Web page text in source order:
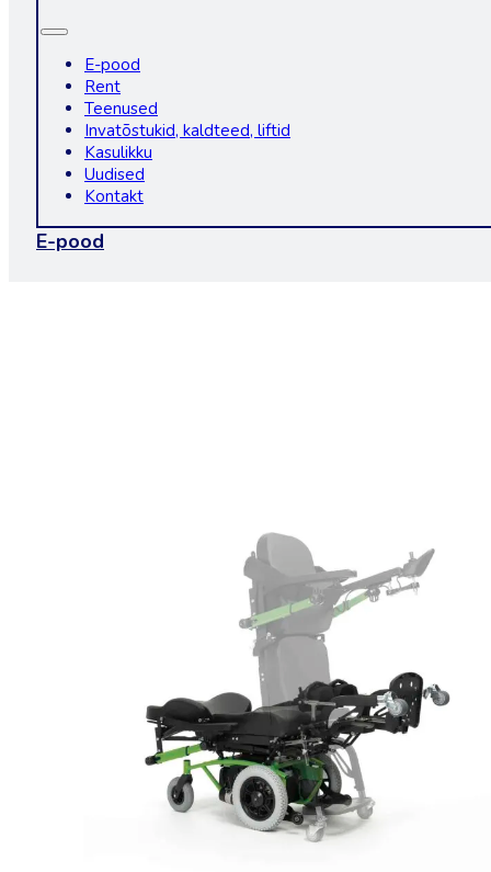
E-pood
Rent
Teenused
Invatõstukid, kaldteed, liftid
Kasulikku
Uudised
Kontakt
E-pood